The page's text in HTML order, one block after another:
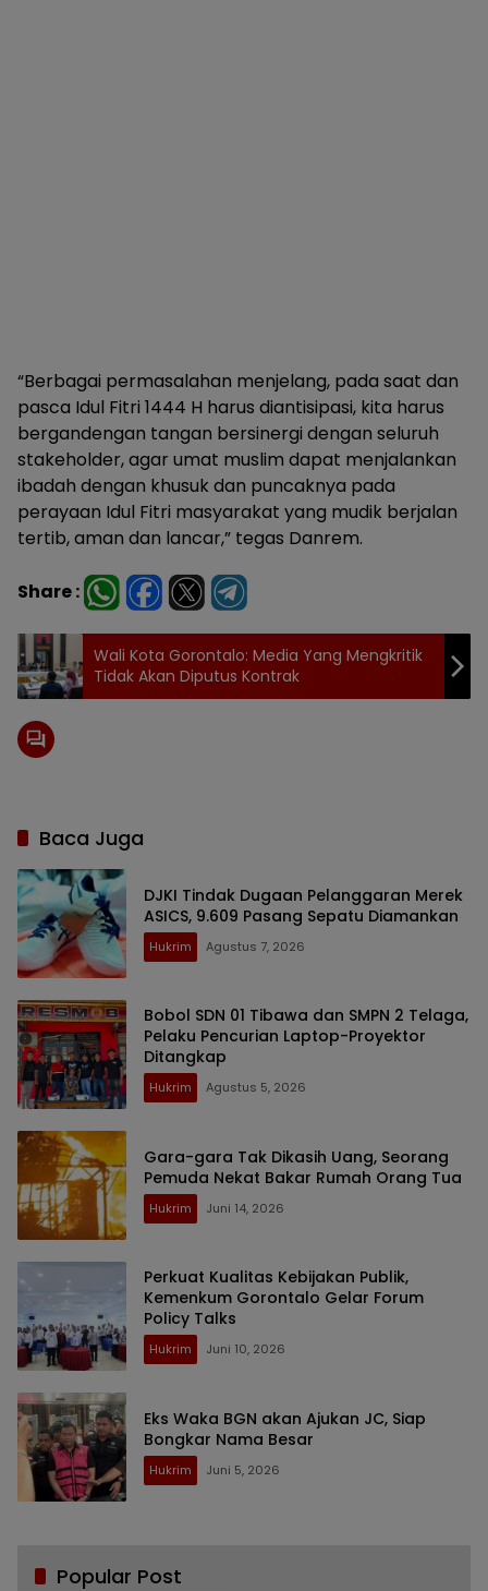
“Berbagai permasalahan menjelang, pada saat dan
pasca Idul Fitri 1444 H harus diantisipasi, kita harus
bergandengan tangan bersinergi dengan seluruh
stakeholder, agar umat muslim dapat menjalankan
ibadah dengan khusuk dan puncaknya pada
perayaan Idul Fitri masyarakat yang mudik berjalan
tertib, aman dan lancar,” tegas Danrem.
Share :
Wali Kota Gorontalo: Media Yang Mengkritik
Tidak Akan Diputus Kontrak
Baca Juga
DJKI Tindak Dugaan Pelanggaran Merek
ASICS, 9.609 Pasang Sepatu Diamankan
Hukrim Agustus 7, 2026
Bobol SDN 01 Tibawa dan SMPN 2 Telaga,
Pelaku Pencurian Laptop-Proyektor
Ditangkap
Hukrim Agustus 5, 2026
Gara-gara Tak Dikasih Uang, Seorang
Pemuda Nekat Bakar Rumah Orang Tua
Hukrim Juni 14, 2026
Perkuat Kualitas Kebijakan Publik,
Kemenkum Gorontalo Gelar Forum
Policy Talks
Hukrim Juni 10, 2026
Eks Waka BGN akan Ajukan JC, Siap
Bongkar Nama Besar
Hukrim Juni 5, 2026
Popular Post